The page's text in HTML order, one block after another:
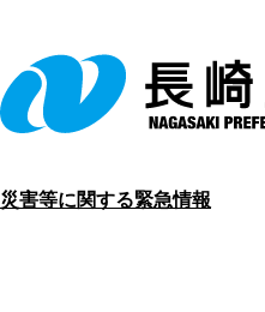
災害等に関する緊急情報